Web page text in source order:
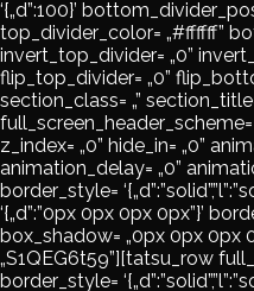
‘{„d”:100}’
top_divider_color= „#ffffff”
invert_top_divider= „0”
flip_top_divider= „0”
section_class= „”
z_index= „0” hide_in= „0”
animation_delay= „0”
border_style=
‘{„d”:”0px 0px 0px 0px”}’
box_shadow= „0px 0px 0px
„S1QEG6t59”][tatsu_row
border_style=